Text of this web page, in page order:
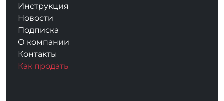
Инструкция
Новости
Подписка
О компании
Контакты
Как продать